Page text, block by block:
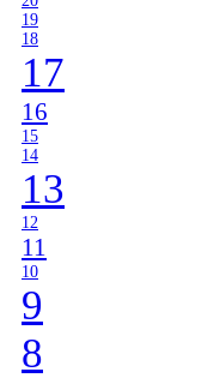
19
18
17
16
15
14
13
12
11
10
9
8